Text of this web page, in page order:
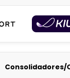
Consolidadores/